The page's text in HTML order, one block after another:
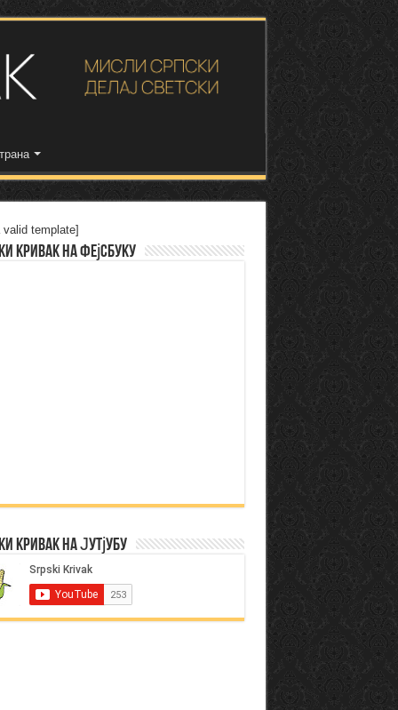
valid template]
Кривак на Фејсбуку
Кривак на Јутјубу